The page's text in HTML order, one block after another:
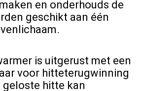
en onderhouds de
geschikt aan één
is uitgerust met een
voor hitteterugwinning
geloste hitte kan